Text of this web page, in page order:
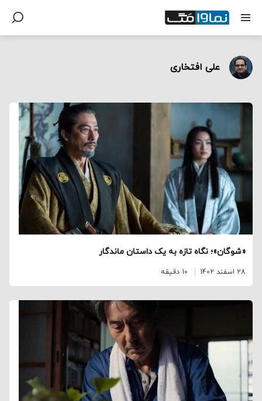
علی افتخاری
«شوگان»؛ نگاه تازه‌ به یک داستان ماندگار
28 اسفند 1402 10 دقیقه